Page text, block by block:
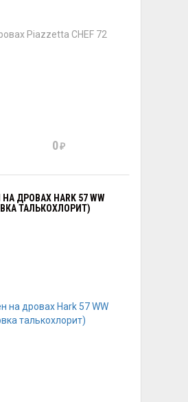
0₽
ДРОВАХ HARK 57 WW
ТАЛЬКОХЛОРИТ)